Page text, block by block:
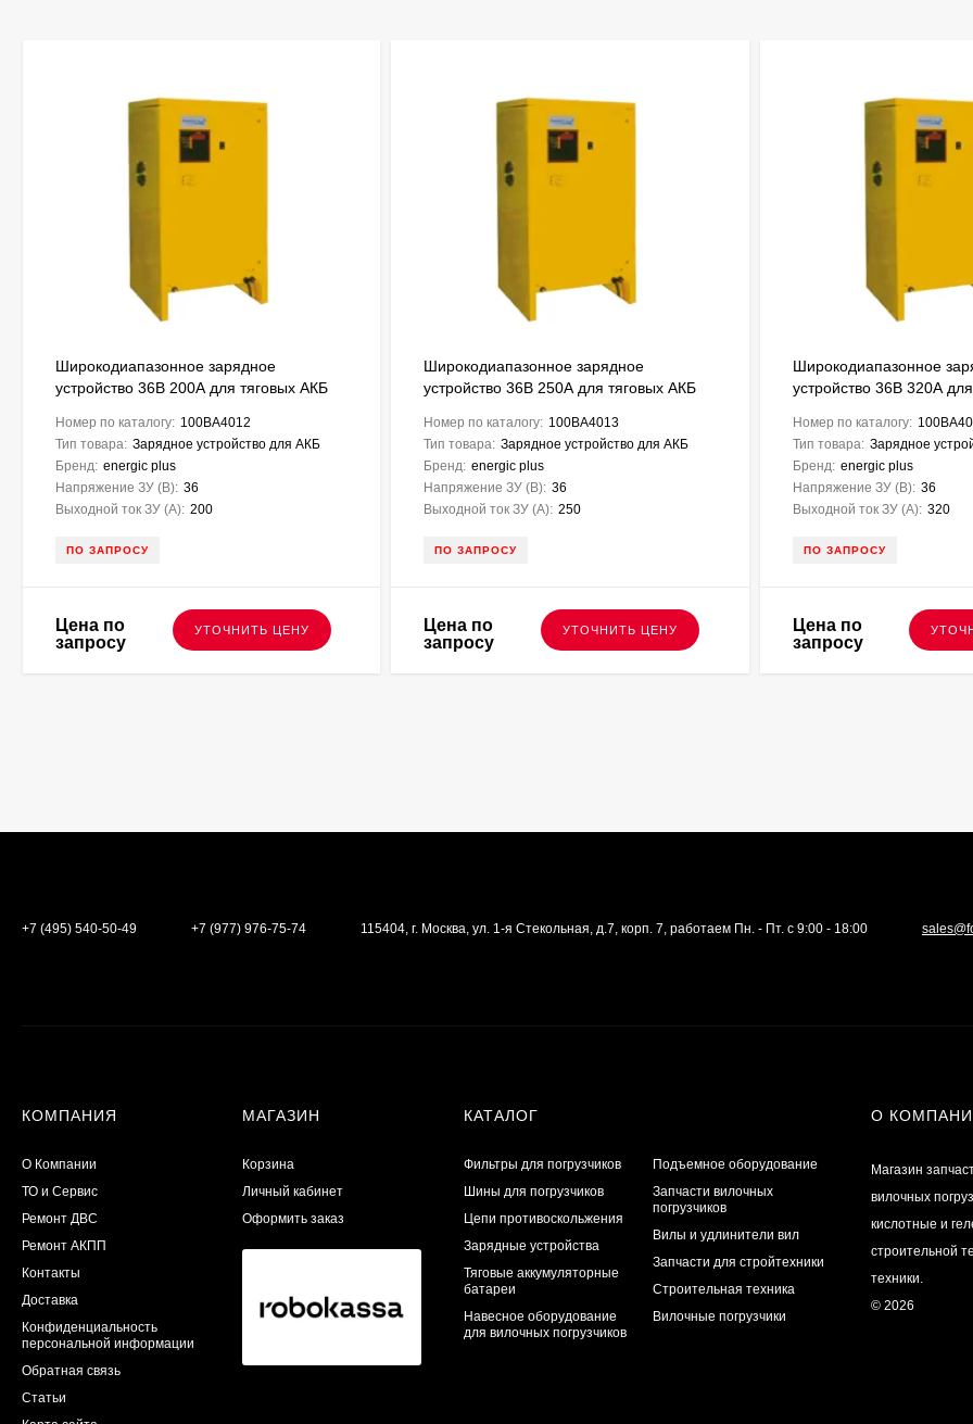
Широкодиапазонное зарядное
устройство 36В 200А для тяговых АКБ
Номер по каталогу: 100BA4012
Тип товара: Зарядное устройство для АКБ
Бренд: energic plus
Напряжение ЗУ (В): 36
Выходной ток ЗУ (A): 200
ПО ЗАПРОСУ
Цена по
запросу
УТОЧНИТЬ ЦЕНУ
Широкодиапазонное зарядное
устройство 36В 250А для тяговых АКБ
Номер по каталогу: 100BA4013
Тип товара: Зарядное устройство для АКБ
Бренд: energic plus
Напряжение ЗУ (В): 36
Выходной ток ЗУ (A): 250
ПО ЗАПРОСУ
Цена по
запросу
УТОЧНИТЬ ЦЕНУ
Широкодиапазонное
устройство 36В 320А
Номер по каталогу:
Тип товара: Зарядное
Бренд: energic plus
Напряжение ЗУ (В): 36
Выходной ток ЗУ (A): 320
ПО ЗАПРОСУ
Цена по
запросу
+7 (495) 540-50-49 +7 (977) 976-75-74 115404, г. Москва, ул. 1-я Стекольная, д.7, корп. 7, работаем Пн. - Пт. с 9:00 - 18:00
КОМПАНИЯ
О Компании
ТО и Сервис
​Ремонт ДВС
Ремонт АКПП
Контакты
Доставка
Конфиденциальность
персональной информации
Обратная связь
Статьи
МАГАЗИН
Корзина
Личный кабинет
Оформить заказ
КАТАЛОГ
Фильтры для погрузчиков
Шины для погрузчиков
Цепи противоскольжения
Зарядные устройства
Тяговые аккумуляторные
батареи
Навесное оборудование
для вилочных погрузчиков
Подъемное оборудование
Запчасти вилочных
погрузчиков
Вилы и удлинители вил
Запчасти для стройтехники
Строительная техника
Вилочные погрузчики
О
Магазин
вилочных
кислотные и
строительной
техники.
© 2026